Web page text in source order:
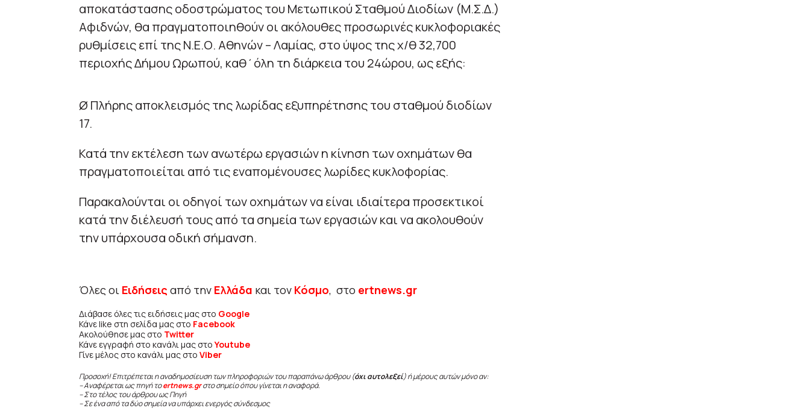
αποκατάστασης οδοστρώματος του Μετωπικού Σταθμού Διοδίων (Μ.Σ.Δ.)
Αφιδνών, θα πραγματοποιηθούν οι ακόλουθες προσωρινές κυκλοφοριακές
ρυθμίσεις επί της Ν.Ε.Ο. Αθηνών – Λαμίας, στο ύψος της χ/θ 32,700
περιοχής Δήμου Ωρωπού, καθ΄όλη τη διάρκεια του 24ώρου, ως εξής:
Ø Πλήρης αποκλεισμός της λωρίδας εξυπηρέτησης του σταθμού διοδίων
17.
Κατά την εκτέλεση των ανωτέρω εργασιών η κίνηση των οχημάτων θα
πραγματοποιείται από τις εναπομένουσες λωρίδες κυκλοφορίας.
Παρακαλούνται οι οδηγοί των οχημάτων να είναι ιδιαίτερα προσεκτικοί
κατά την διέλευσή τους από τα σημεία των εργασιών και να ακολουθούν
την υπάρχουσα οδική σήμανση.
Όλες οι Ειδήσεις από την Ελλάδα και τον Κόσμο, στο ertnews.gr
Διάβασε όλες τις ειδήσεις μας στο Google
Κάνε like στη σελίδα μας στο Facebook
Ακολούθησε μας στο Twitter
Κάνε εγγραφή στο κανάλι μας στοYoutube
Γίνε μέλος στο κανάλι μας στο Viber
Προσοχή! Επιτρέπεται η αναδημοσίευση των πληροφοριών του παραπάνω άρθρου (όχι αυτολεξεί) ή μέρους αυτών μόνο αν:
– Αναφέρεται ως πηγή τοertnews.gr στο σημείο όπου γίνεται η αναφορά.
– Στο τέλος του άρθρου ως Πηγή
– Σε ένα από τα δύο σημεία να υπάρχει ενεργός σύνδεσμος